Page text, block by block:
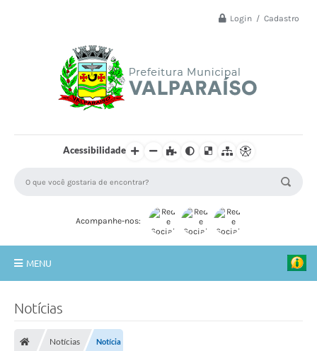
Login / Cadastro
Acessibilidade
Acompanhe-nos:
MENU
Notícias
Notícias Notícia